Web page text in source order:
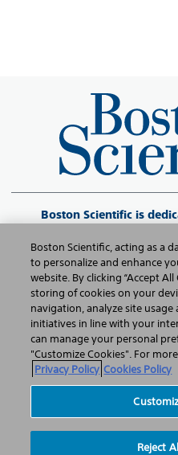
Boston Scientific is
health of
©2026 Boston Scientific
Política de Privacidade
Termos de Uso
Informação sobre Direitos
Sitemap
Boston Scientific, acting as a
to personalize and enhance
website. By clicking “Accept
storing of cookies on your
navigation, analyze site
initiatives in line with your
can manage your personal
"Customize Cookies". For
Privacy Policy Cookies Policy
Reject